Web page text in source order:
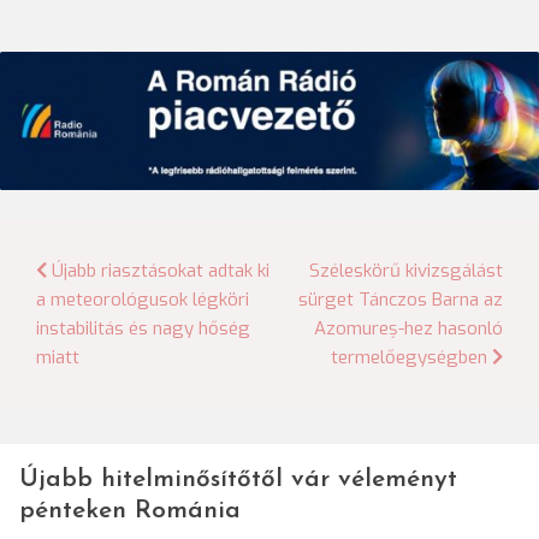
Bejegyzés
navigáció
Újabb riasztásokat adtak ki
a meteorológusok légköri
instabilitás és nagy hőség
miatt
Széleskörű kivizsgálást
sürget Tánczos Barna az
Azomureș-hez hasonló
termelőegységben
Újabb hitelminősítőtől vár véleményt
pénteken Románia